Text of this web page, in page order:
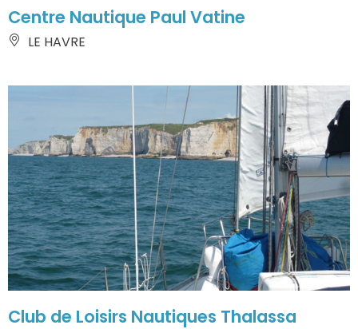
Centre Nautique Paul Vatine
LE HAVRE
Club de Loisirs Nautiques Thalassa